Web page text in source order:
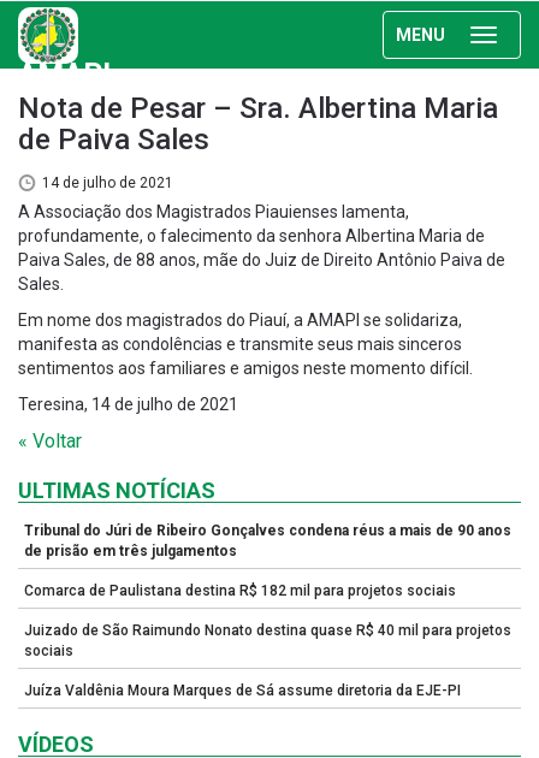
MENU
AMAPI
Nota de Pesar – Sra. Albertina Maria
de Paiva Sales
14 de julho de 2021
A Associação dos Magistrados Piauienses lamenta,
profundamente, o falecimento da senhora Albertina Maria de
Paiva Sales, de 88 anos, mãe do Juiz de Direito Antônio Paiva de
Sales.
Em nome dos magistrados do Piauí, a AMAPI se solidariza,
manifesta as condolências e transmite seus mais sinceros
sentimentos aos familiares e amigos neste momento difícil.
Teresina, 14 de julho de 2021
« Voltar
ULTIMAS NOTÍCIAS
Tribunal do Júri de Ribeiro Gonçalves condena réus a mais de 90 anos
de prisão em três julgamentos
Comarca de Paulistana destina R$ 182 mil para projetos sociais
Juizado de São Raimundo Nonato destina quase R$ 40 mil para projetos
sociais
Juíza Valdênia Moura Marques de Sá assume diretoria da EJE-PI
VÍDEOS